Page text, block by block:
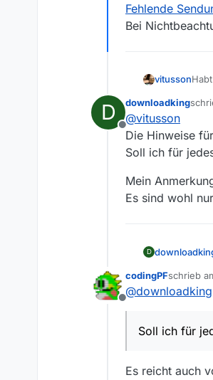
Fehlende
Bei
vitusson
D
Offline
downloadking
@vitusson
Die Hinweise für
Soll ich für
Mein
Es sind wohl
D
Offline
codingPFschrieb
zuletzt
@downloadking
Soll ich für
Es reicht auch